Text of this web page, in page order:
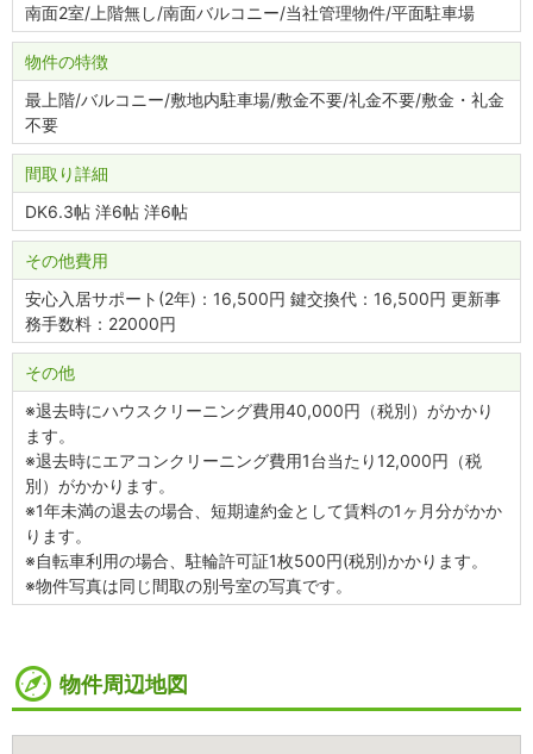
南面2室/上階無し/南面バルコニー/当社管理物件/平面駐車場
物件の特徴
最上階/バルコニー/敷地内駐車場/敷金不要/礼金不要/敷金・礼金
不要
間取り詳細
DK6.3帖 洋6帖 洋6帖
その他費用
安心入居サポート(2年)：16,500円 鍵交換代：16,500円 更新事
務手数料：22000円
その他
※退去時にハウスクリーニング費用40,000円（税別）がかかり
ます。
※退去時にエアコンクリーニング費用1台当たり12,000円（税
別）がかかります。
※1年未満の退去の場合、短期違約金として賃料の1ヶ月分がかか
ります。
※自転車利用の場合、駐輪許可証1枚500円(税別)かかります。
※物件写真は同じ間取の別号室の写真です。
物件周辺地図